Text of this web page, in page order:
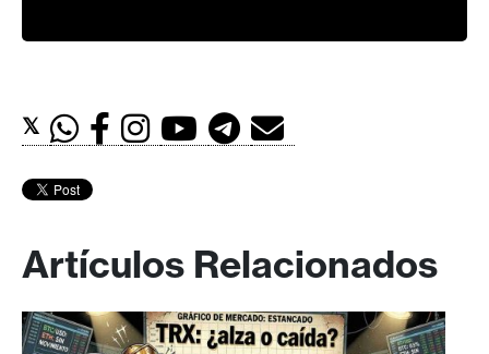
𝕏
Artículos Relacionados